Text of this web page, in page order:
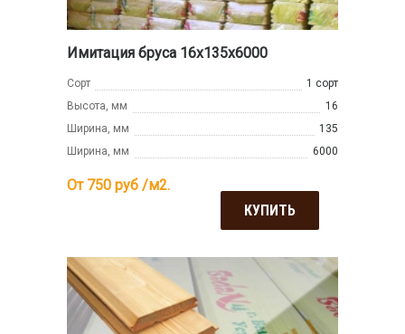
Имитация бруса 16x135x6000
Сорт
1 сорт
Высота, мм
16
Ширина, мм
135
Ширина, мм
6000
От 750 руб /м2.
КУПИТЬ